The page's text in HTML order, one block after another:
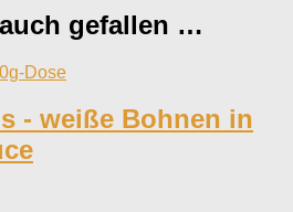
gefallen …
- weiße Bohnen in